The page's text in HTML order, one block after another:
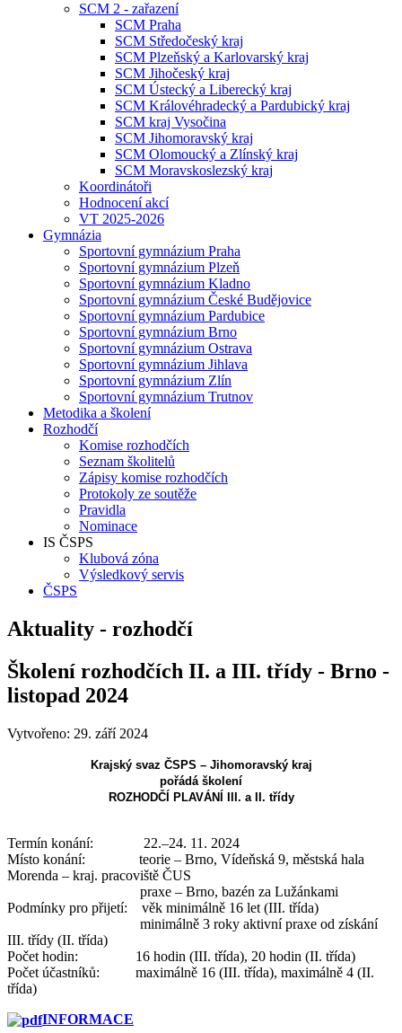
SCM 2 - zařazení
SCM Praha
SCM Středočeský kraj
SCM Plzeňský a Karlovarský kraj
SCM Jihočeský kraj
SCM Ústecký a Liberecký kraj
SCM Královéhradecký a Pardubický kraj
SCM kraj Vysočina
SCM Jihomoravský kraj
SCM Olomoucký a Zlínský kraj
SCM Moravskoslezský kraj
Koordinátoři
Hodnocení akcí
VT 2025-2026
Gymnázia
Sportovní gymnázium Praha
Sportovní gymnázium Plzeň
Sportovní gymnázium Kladno
Sportovní gymnázium České Budějovice
Sportovní gymnázium Pardubice
Sportovní gymnázium Brno
Sportovní gymnázium Ostrava
Sportovní gymnázium Jihlava
Sportovní gymnázium Zlín
Sportovní gymnázium Trutnov
Metodika a školení
Rozhodčí
Komise rozhodčích
Seznam školitelů
Zápisy komise rozhodčích
Protokoly ze soutěže
Pravidla
Nominace
IS ČSPS
Klubová zóna
Výsledkový servis
ČSPS
Aktuality - rozhodčí
Školení rozhodčích II. a III. třídy - Brno -
listopad 2024
Vytvořeno: 29. září 2024
Krajský svaz ČSPS – Jihomoravský kraj
pořádá školení
ROZHODČÍ PLAVÁNÍ III. a II. třídy
Termín konání: 22.–24. 11. 2024
Místo konání: teorie – Brno, Vídeňská 9, městská hala
Morenda – kraj. pracoviště ČUS
praxe – Brno, bazén za Lužánkami
Podmínky pro přijetí: věk minimálně 16 let (III. třída)
minimálně 3 roky aktivní praxe od získání
III. třídy (II. třída)
Počet hodin: 16 hodin (III. třída), 20 hodin (II. třída)
Počet účastníků: maximálně 16 (III. třída), maximálně 4 (II.
třída)
INFORMACE